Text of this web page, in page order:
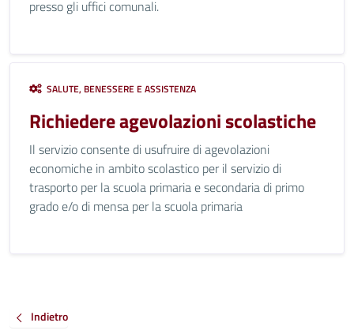
presso gli uffici comunali.
SALUTE, BENESSERE E ASSISTENZA
Richiedere agevolazioni scolastiche
Il servizio consente di usufruire di agevolazioni
economiche in ambito scolastico per il servizio di
trasporto per la scuola primaria e secondaria di primo
grado e/o di mensa per la scuola primaria
Indietro